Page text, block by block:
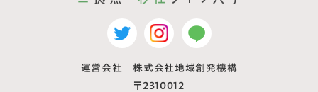
運営会社 株式会社地域創発機構
〒2310012